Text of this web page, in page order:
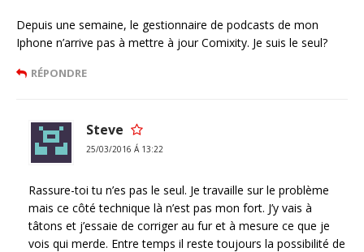
Depuis une semaine, le gestionnaire de podcasts de mon
Iphone n’arrive pas à mettre à jour Comixity. Je suis le seul?
RÉPONDRE
Steve
25/03/2016 Á 13:22
Rassure-toi tu n’es pas le seul. Je travaille sur le problème
mais ce côté technique là n’est pas mon fort. J’y vais à
tâtons et j’essaie de corriger au fur et à mesure ce que je
vois qui merde. Entre temps il reste toujours la possibilité de